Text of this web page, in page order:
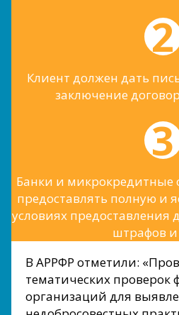
Клиент должен дать
заключение
Банки и
предоставлять полную и
условиях предоставления
штрафов
В АРРФР отметили:
тематических проверок
организаций для